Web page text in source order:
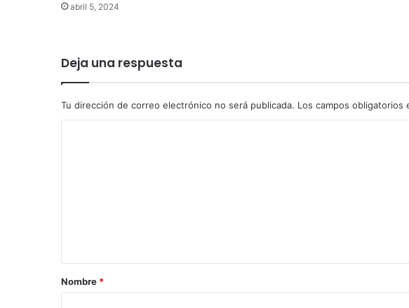
abril 5, 2024
Deja una respuesta
Tu dirección de correo electrónico no será publicada. Los campos obligatorios
rNombre *